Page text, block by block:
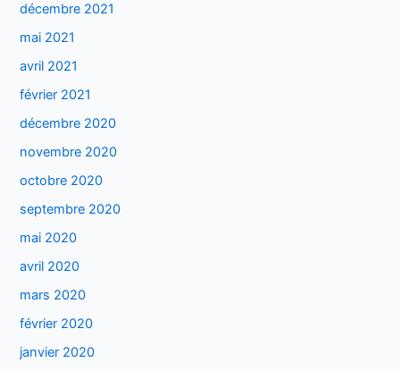
décembre 2021
mai 2021
avril 2021
février 2021
décembre 2020
novembre 2020
octobre 2020
septembre 2020
mai 2020
avril 2020
mars 2020
février 2020
janvier 2020